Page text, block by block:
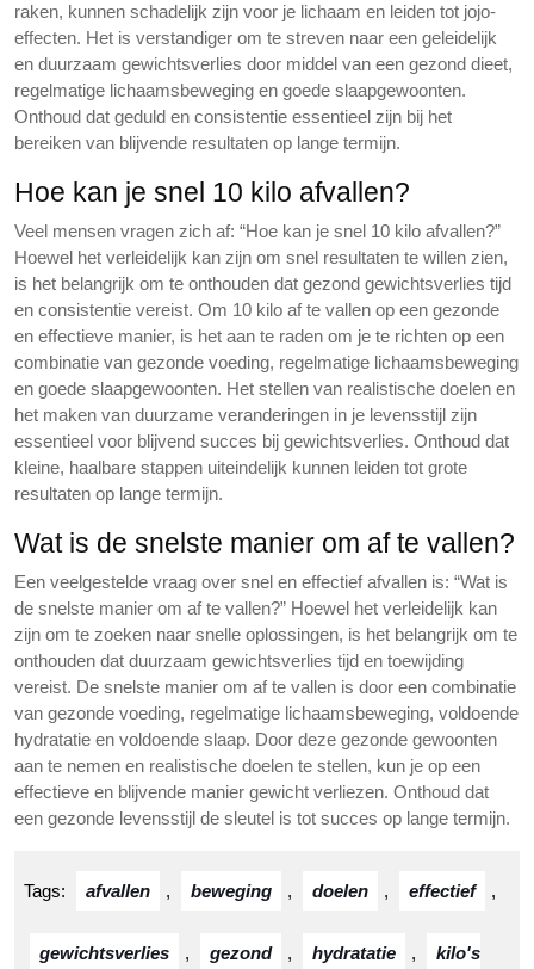
raken, kunnen schadelijk zijn voor je lichaam en leiden tot jojo-
effecten. Het is verstandiger om te streven naar een geleidelijk
en duurzaam gewichtsverlies door middel van een gezond dieet,
regelmatige lichaamsbeweging en goede slaapgewoonten.
Onthoud dat geduld en consistentie essentieel zijn bij het
bereiken van blijvende resultaten op lange termijn.
Hoe kan je snel 10 kilo afvallen?
Veel mensen vragen zich af: “Hoe kan je snel 10 kilo afvallen?”
Hoewel het verleidelijk kan zijn om snel resultaten te willen zien,
is het belangrijk om te onthouden dat gezond gewichtsverlies tijd
en consistentie vereist. Om 10 kilo af te vallen op een gezonde
en effectieve manier, is het aan te raden om je te richten op een
combinatie van gezonde voeding, regelmatige lichaamsbeweging
en goede slaapgewoonten. Het stellen van realistische doelen en
het maken van duurzame veranderingen in je levensstijl zijn
essentieel voor blijvend succes bij gewichtsverlies. Onthoud dat
kleine, haalbare stappen uiteindelijk kunnen leiden tot grote
resultaten op lange termijn.
Wat is de snelste manier om af te vallen?
Een veelgestelde vraag over snel en effectief afvallen is: “Wat is
de snelste manier om af te vallen?” Hoewel het verleidelijk kan
zijn om te zoeken naar snelle oplossingen, is het belangrijk om te
onthouden dat duurzaam gewichtsverlies tijd en toewijding
vereist. De snelste manier om af te vallen is door een combinatie
van gezonde voeding, regelmatige lichaamsbeweging, voldoende
hydratatie en voldoende slaap. Door deze gezonde gewoonten
aan te nemen en realistische doelen te stellen, kun je op een
effectieve en blijvende manier gewicht verliezen. Onthoud dat
een gezonde levensstijl de sleutel is tot succes op lange termijn.
Tags: afvallen , beweging , doelen , effectief ,
gewichtsverlies , gezond , hydratatie , kilo's